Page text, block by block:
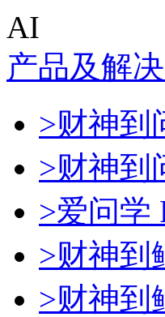
AI
产品及解
>财神到
>财神到
>爱问学
>财神到
>财神到